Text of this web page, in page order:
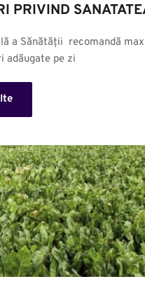
PRIVIND
a Sănătății  recomandă
adăugate pe zi